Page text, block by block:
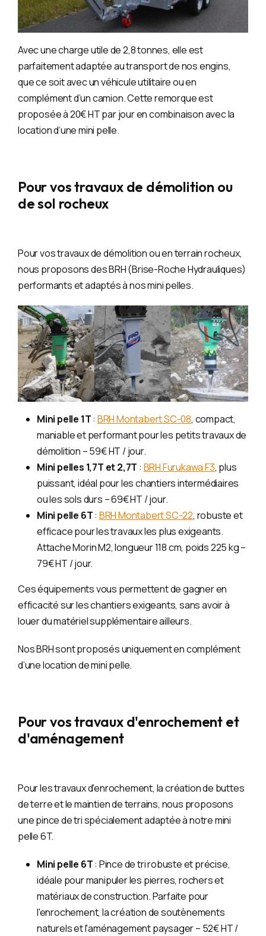
Avec une charge utile de 2,8 tonnes, elle est
parfaitement adaptée au transport de nos engins,
que ce soit avec un véhicule utilitaire ou en
complément d’un camion. Cette remorque est
proposée à 20€ HT par jour en combinaison avec la
location d’une mini pelle.
Pour vos travaux de démolition ou
de sol rocheux
Pour vos travaux de démolition ou en terrain rocheux,
nous proposons des BRH (Brise-Roche Hydrauliques)
performants et adaptés à nos mini pelles.
Mini pelle 1T: BRH Montabert SC-08, compact,
maniable et performant pour les petits travaux de
démolition – 59€ HT / jour.
Mini pelles 1,7T et 2,7T : BRH Furukawa F3, plus
puissant, idéal pour les chantiers intermédiaires
ou les sols durs – 69€ HT / jour.
Mini pelle 6T: BRH Montabert SC-22, robuste et
efficace pour les travaux les plus exigeants.
Attache Morin M2, longueur 118 cm, poids 225 kg –
79€ HT / jour.
Ces équipements vous permettent de gagner en
efficacité sur les chantiers exigeants, sans avoir à
louer du matériel supplémentaire ailleurs.
Nos BRH sont proposés uniquement en complément
d’une location de mini pelle.
Pour vos travaux d'enrochement et
d'aménagement
Pour les travaux d'enrochement, la création de buttes
de terre et le maintien de terrains, nous proposons
une pince de tri spécialement adaptée à notre mini
pelle 6T.
Mini pelle 6T: Pince de tri robuste et précise,
idéale pour manipuler les pierres, rochers et
matériaux de construction. Parfaite pour
l'enrochement, la création de soutènements
naturels et l'aménagement paysager – 52€ HT /